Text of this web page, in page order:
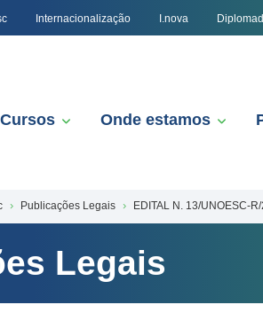
Internacionalização I.nova
Cursos Onde estamos
Publicações Legais EDITAL N. 13/UNOESC-
Legais